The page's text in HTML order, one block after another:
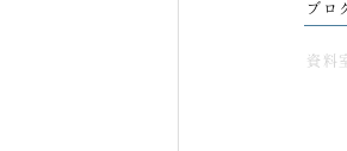
ブロ
資料